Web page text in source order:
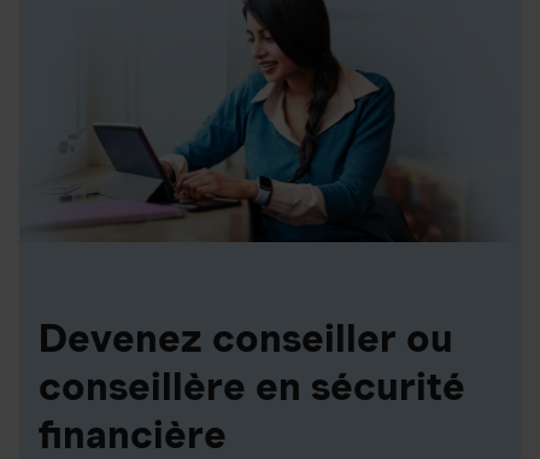
Devenez conseiller ou
conseillère en sécurité
financière